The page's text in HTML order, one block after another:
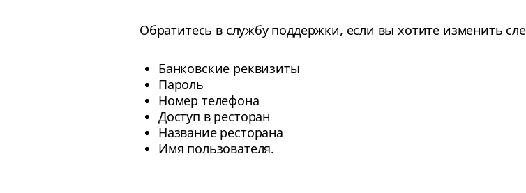
Обратитесь в службу поддержки, если вы хотите изменить
Банковские реквизиты
Пароль
Номер телефона
Доступ в ресторан
Название ресторана
Имя пользователя.